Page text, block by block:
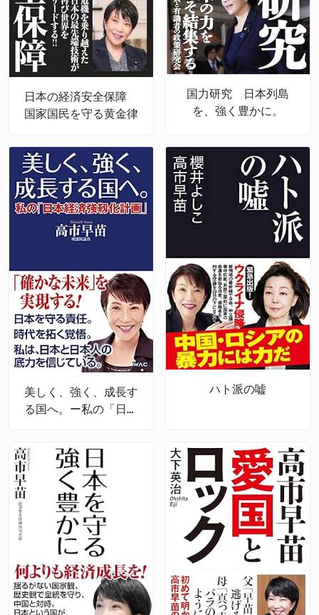
日本の経済安全保障
国家国民を守る黄金律
国力研究 日本列島
を、強く豊かに。
美しく、強く、成長す
る国へ。ー私の「日本
ハト派の嘘